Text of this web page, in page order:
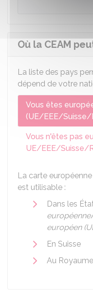
Où la CEAM
La liste des pays
dépend de votre
Vous êtes
(UE/EEE/Suisse/
Vous n'êtes pas
UE/EEE/Suisse/
La carte
est utilisable :
Dans les
européenne
européen
En Suisse
Au